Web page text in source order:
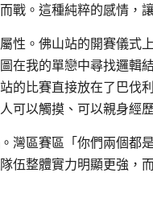
戰。這種純粹的感情，
性。佛山站的開賽儀式
在我的單戀中尋找邏
的比賽直接放在了巴伐
可以觸摸、可以親身經
灣區賽區「你們兩個
伍整體實力明顯更強，